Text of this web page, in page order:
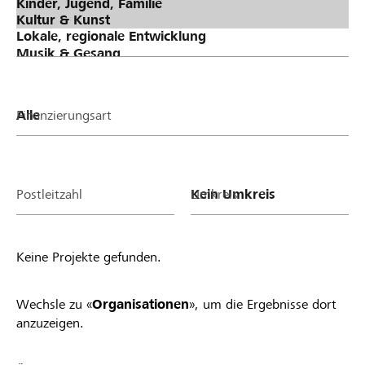
Finanzierungsart
Postleitzahl Umkreis
Keine Projekte gefunden.
Wechsle zu «Organisationen», um die Ergebnisse dort
anzuzeigen.